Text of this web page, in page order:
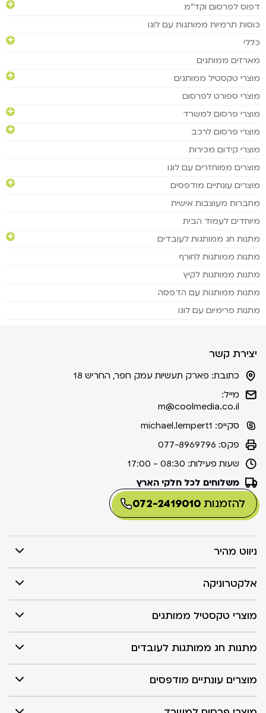
דפוס לפרסום וקד"מ
כוסות תרמיות ממותגות עם לוגו
כללי
מארזים ממותגים
מוצרי טקסטיל ממותגים
מוצרי ספורט לפרסום
מוצרי פרסום למשרד
מוצרי פרסום לרכב
מוצרי קידום מכירות
מוצרים ממוחזרים עם לוגו
מוצרים עונתיים מודפסים
מחברות מעוצבות אישית
מיוחדים לעמוד הבית
מתנות חג ממותגות לעובדים
מתנות ממותגות לחורף
מתנות ממותגות לקיץ
מתנות ממותגות עם הדפסה
מתנות פרימיום עם לוגו
יצירת קשר
כתובת: פארק תעשיות עמק חפר, החריש 18
מייל:
m@coolmedia.co.il
סקייפ: michael.lempert1
פקס: 077-8969796
שעות פעילות: 08:30 - 17:00
משלוחים לכל חלקי הארץ
להזמנות072-2419010
ניווט מהיר
אלקטרוניקה
מוצרי טקסטיל ממותגים
מתנות חג ממותגות לעובדים
מוצרים עונתיים מודפסים